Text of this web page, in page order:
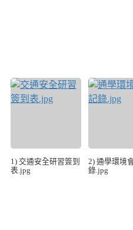
1) 交通安全研習簽到
表.jpg
2) 通學環境
錄.jpg